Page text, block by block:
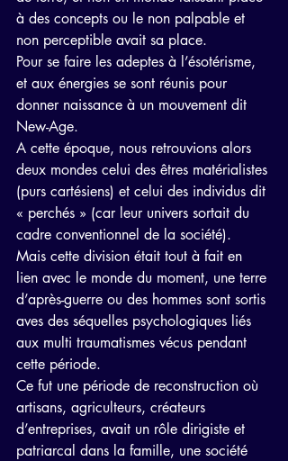
à des concepts ou le non palpable et
non perceptible avait sa place.
Pour se faire les adeptes à l’ésotérisme,
et aux énergies se sont réunis pour
donner naissance à un mouvement dit
New-Age.
A cette époque, nous retrouvions alors
deux mondes celui des êtres matérialistes
(purs cartésiens) et celui des individus dit
« perchés » (car leur univers sortait du
cadre conventionnel de la société).
Mais cette division était tout à fait en
lien avec le monde du moment, une terre
d’après-guerre ou des hommes sont sortis
aves des séquelles psychologiques liés
aux multi traumatismes vécus pendant
cette période.
Ce fut une période de reconstruction où
artisans, agriculteurs, créateurs
d’entreprises, avait un rôle dirigiste et
patriarcal dans la famille, une société